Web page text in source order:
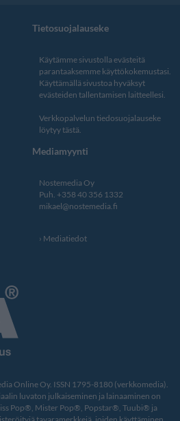
Tietosuojalauseke
Käytämme sivustolla evästeitä
parantaaksemme käyttökokemustasi.
Käyttämällä sivustoa hyväksyt
evästeiden tallentamisen laitteellesi.
Verkkopalvelun tiedosuojalauseke
löytyy tästä.
Mediamyynti
Nostemedia Oy
Puh. +358 40 356 1332
mikael@nostemedia.fi
Mediatiedot
Online Oy. ISSN 1795-8180 (verkkomedia).
luvaton julkaiseminen ja lainaaminen on
Pop®, Mister Pop®, Popstar®, Tuubi® ja